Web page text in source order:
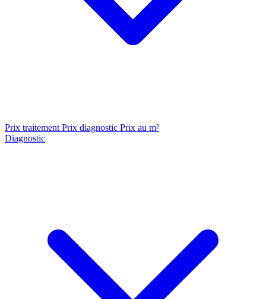
Prix traitement Prix diagnostic Prix au m²
Diagnostic